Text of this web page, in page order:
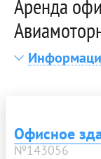
Аренда
Офисное
№143056